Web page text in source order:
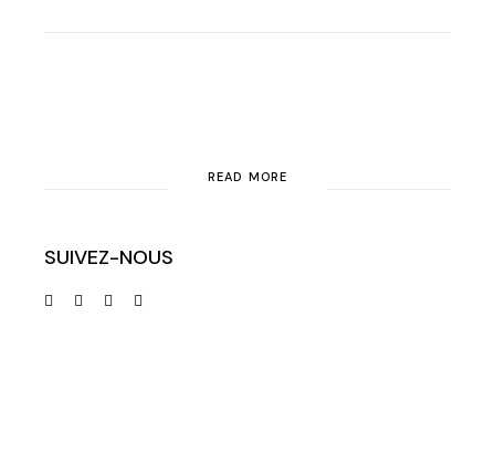
READ MORE
SUIVEZ-NOUS